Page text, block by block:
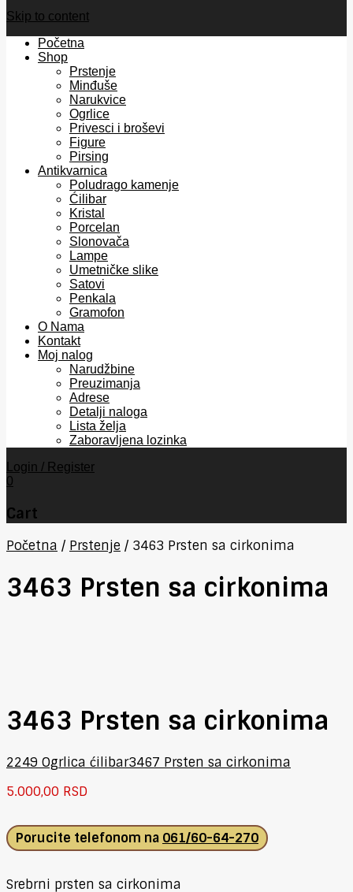
Skip to content
Početna
Shop
Prstenje
Minđuše
Narukvice
Ogrlice
Privesci i broševi
Figure
Pirsing
Antikvarnica
Poludrago kamenje
Ćilibar
Kristal
Porcelan
Slonovača
Lampe
Umetničke slike
Satovi
Penkala
Gramofon
O Nama
Kontakt
Moj nalog
Narudžbine
Preuzimanja
Adrese
Detalji naloga
Lista želja
Zaboravljena lozinka
Login / Register
0
Cart
Početna / Prstenje / 3463 Prsten sa cirkonima
3463 Prsten sa cirkonima
3463 Prsten sa cirkonima
2249 Ogrlica ćilibar3467 Prsten sa cirkonima
5.000,00 RSD
Porucite telefonom na 061/60-64-270
Srebrni prsten sa cirkonima